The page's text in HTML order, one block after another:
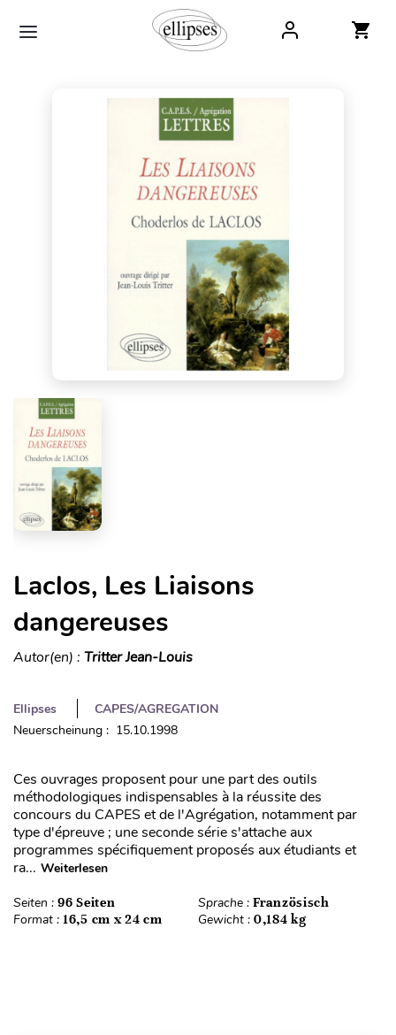
Laclos, Les Liaisons
dangereuses
Autor(en) : Tritter Jean-Louis
Ellipses
CAPES/AGREGATION
Neuerscheinung : 15.10.1998
Ces ouvrages proposent pour une part des outils
méthodologiques indispensables à la réussite des
concours du CAPES et de l'Agrégation, notamment par
type d'épreuve ; une seconde série s'attache aux
programmes spécifiquement proposés aux étudiants et
ra... Weiterlesen
Seiten : 96 Seiten Sprache : Französisch
Format : 16,5 cm x 24 cm Gewicht : 0,184 kg